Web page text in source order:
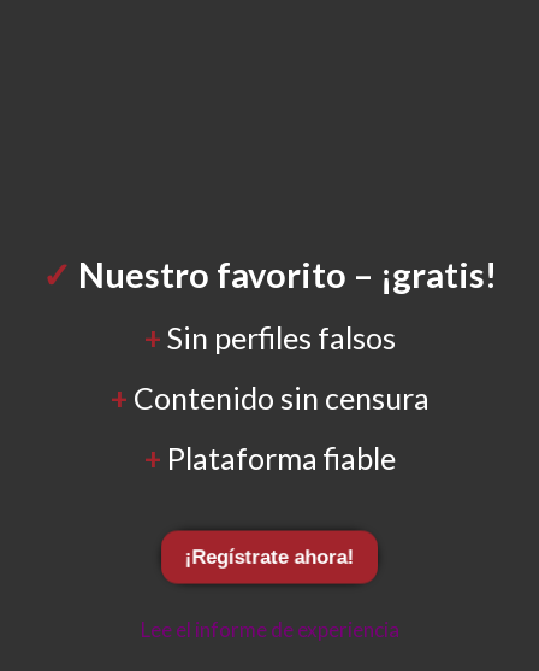
✓ Nuestro favorito – ¡gratis!
+ Sin perfiles falsos
+ Contenido sin censura
+ Plataforma fiable
¡Regístrate ahora!
Lee el informe de experiencia